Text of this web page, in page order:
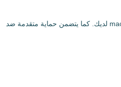
بالإضافة إلى تغطيته الواسعة، يدعم UFO VPN العديد من بروتوكولات VPN مثل OpenVPN, IKEv2, و L2TP/IPSec، مما يتيح لك اختيار الطريقة الأنسب لاحتياجات الأمان والأداء على نظام macOS لديك. كما يتضمن حماية متقدمة ضد